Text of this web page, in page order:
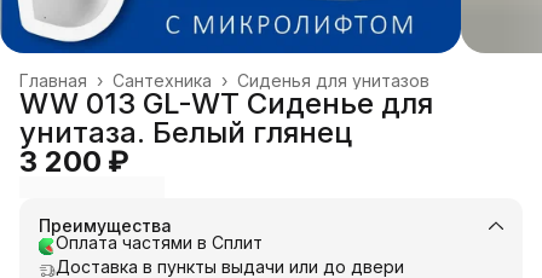
Сиденья для унитазов
Сантехника ›
Главная ›
WW 013 GL-WT Сиденье для
унитаза. Белый глянец
3 200 ₽
Преимущества
Оплата частями в Сплит
Доставка в пункты выдачи или до двери